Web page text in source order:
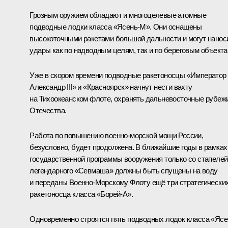
Грозным оружием обладают и многоцелевые атомные
подводные лодки класса «Ясень-М». Они оснащены
высокоточными ракетами большой дальности и могут
удары как по надводным целям, так и по береговым
Уже в скором времени подводные ракетоносцы «Император
Александр III» и «Красноярск» начнут нести вахту
на Тихоокеанском флоте, охранять дальневосточные
Отечества.
Работа по повышению военно-морской мощи России,
безусловно, будет продолжена. В ближайшие годы в рамках
государственной программы вооружения только со стапелей
легендарного «Севмаша» должны быть спущены на воду
и переданы Военно-Морскому Флоту ещё три
ракетоносца класса «Борей-А».
Одновременно строятся пять подводных лодок класса